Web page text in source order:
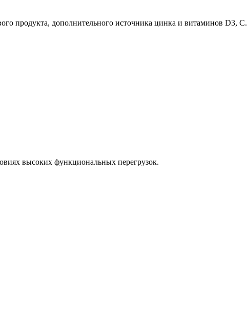
продукта, дополнительного источника цинка и витаминов D3, С.
высоких функциональных перегрузок.